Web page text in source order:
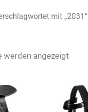
mit „2031“
werden angezeigt